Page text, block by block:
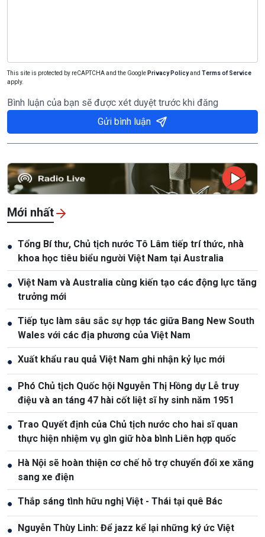
This site is protected by reCAPTCHA and the Google Privacy Policyand Terms of Service
apply.
Bình luận của bạn sẽ được xét duyệt trước khi đăng
Gửi bình luận
Mới nhất
● Tổng Bí thư, Chủ tịch nước Tô Lâm tiếp trí thức, nhà
khoa học tiêu biểu người Việt Nam tại Australia
● Việt Nam và Australia cùng kiến tạo các động lực tăng
trưởng mới
● Tiếp tục làm sâu sắc sự hợp tác giữa Bang New South
Wales với các địa phương của Việt Nam
● Xuất khẩu rau quả Việt Nam ghi nhận kỷ lục mới
● Phó Chủ tịch Quốc hội Nguyễn Thị Hồng dự Lễ truy
điệu và an táng 47 hài cốt liệt sĩ hy sinh năm 1951
● Trao Quyết định của Chủ tịch nước cho hai sĩ quan
thực hiện nhiệm vụ gìn giữ hòa bình Liên hợp quốc
● Hà Nội sẽ hoàn thiện cơ chế hỗ trợ chuyển đổi xe xăng
sang xe điện
● Thắp sáng tình hữu nghị Việt - Thái tại quê Bác
● Nguyễn Thùy Linh: Để jazz kể lại những ký ức Việt